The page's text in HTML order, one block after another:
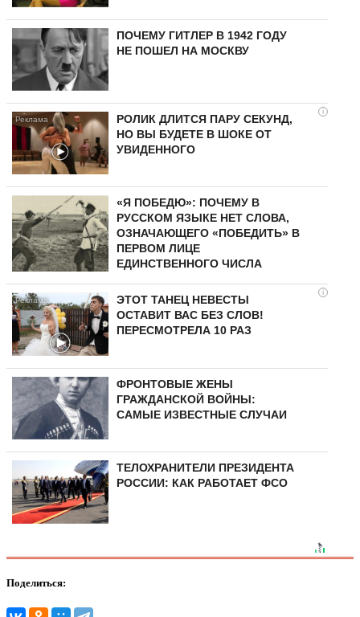
ПОЧЕМУ ГИТЛЕР В 1942 ГОДУ
НЕ ПОШЕЛ НА МОСКВУ
i
РОЛИК ДЛИТСЯ ПАРУ СЕКУНД,
НО ВЫ БУДЕТЕ В ШОКЕ ОТ
УВИДЕННОГО
«Я ПОБЕДЮ»: ПОЧЕМУ В
РУССКОМ ЯЗЫКЕ НЕТ СЛОВА,
ОЗНАЧАЮЩЕГО «ПОБЕДИТЬ» В
ПЕРВОМ ЛИЦЕ
ЕДИНСТВЕННОГО ЧИСЛА
i
ЭТОТ ТАНЕЦ НЕВЕСТЫ
ОСТАВИТ ВАС БЕЗ СЛОВ!
ПЕРЕСМОТРЕЛА 10 РАЗ
ФРОНТОВЫЕ ЖЕНЫ
ГРАЖДАНСКОЙ ВОЙНЫ:
САМЫЕ ИЗВЕСТНЫЕ СЛУЧАИ
ТЕЛОХРАНИТЕЛИ ПРЕЗИДЕНТА
РОССИИ: КАК РАБОТАЕТ ФСО
Поделиться: